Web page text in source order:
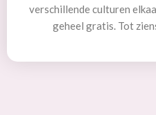
verschillende culturen
geheel gratis. Tot